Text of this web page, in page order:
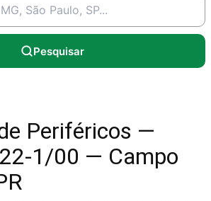
Pesquisar
Periféricos —
1/00 — Campo